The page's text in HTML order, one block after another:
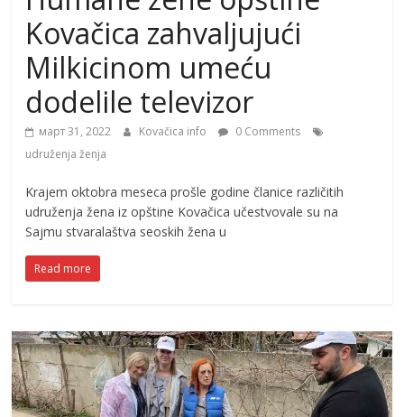
Kovačica zahvaljujući
Milkicinom umeću
dodelile televizor
март 31, 2022 Kovačica info
0 Comments
udruženja ženja
Krajem oktobra meseca prošle godine članice različitih
udruženja žena iz opštine Kovačica učestvovale su na
Sajmu stvaralaštva seoskih žena u
Read more